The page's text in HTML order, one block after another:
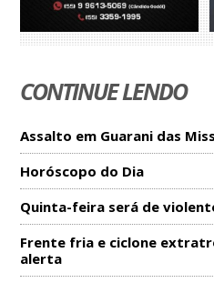
CONTINUE LENDO
Assalto em Guarani das
Horóscopo do Dia
Quinta-feira será de
Frente fria e ciclone
alerta